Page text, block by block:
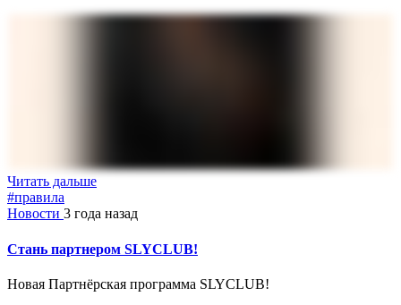
Читать дальше
#правила
Новости 3 года назад
Стань партнером SLYCLUB!
Новая Партнёрская программа SLYCLUB!